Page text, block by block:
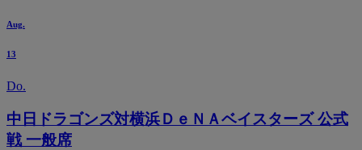
Aug.
13
Do.
中日ドラゴンズ対横浜ＤｅＮＡベイスターズ 公式
戦 一般席